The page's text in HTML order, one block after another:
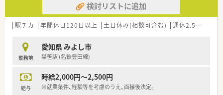
検討リストに追加
駅チカ 年間休日120日以上 土日休み(相談可含む) 週休2.5日以上
勤務地
愛知県 みよし市
黒笹駅 (名鉄豊田線)
給与
時給2,000円～2,500円
※就業条件、経験等を考慮のうえ、面接後決定。